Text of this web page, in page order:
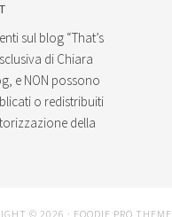
sul blog “That’s
di Chiara
e NON possono
o redistribuiti
della
© 2026 · FOODIE PRO THEME